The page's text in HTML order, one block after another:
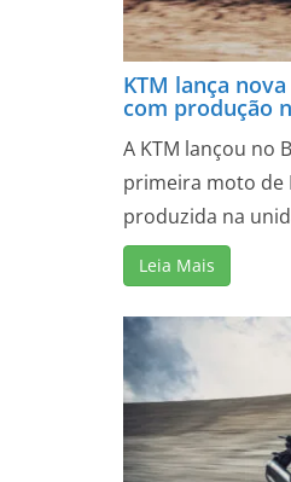
KTM lança
com produção
A KTM lançou no
primeira moto de
produzida na
Leia Mais